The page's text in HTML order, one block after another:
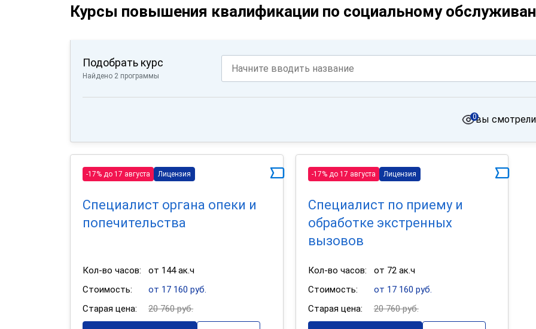
Курсы повышения квалификации по социальному
Подобрать курс
Найдено 2 программы
вы смотрели
0
-17% до 17 августа Лицензия
Специалист органа опеки и
попечительства
Кол-во часов:
от 144 ак.ч
Стоимость:
от 17 160 руб.
Старая цена:
20 760 руб.
-17% до 17 августа Лицензия
Специалист по приему и
обработке экстренных
вызовов
Кол-во часов:
от 72 ак.ч
Стоимость:
от 17 160 руб.
Старая цена:
20 760 руб.